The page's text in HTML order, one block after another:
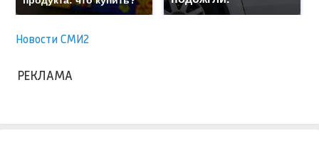
Новости СМИ2
РЕКЛАМА